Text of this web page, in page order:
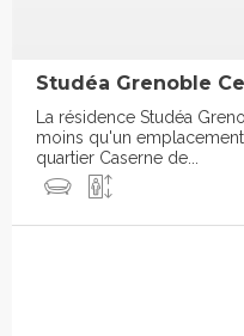
Studéa Grenoble
La résidence Studéa
moins qu'un
quartier Caserne de...